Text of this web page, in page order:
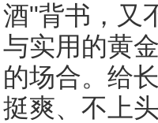
酒"背书，又
与实用的黄
的场合。给
挺爽、不上